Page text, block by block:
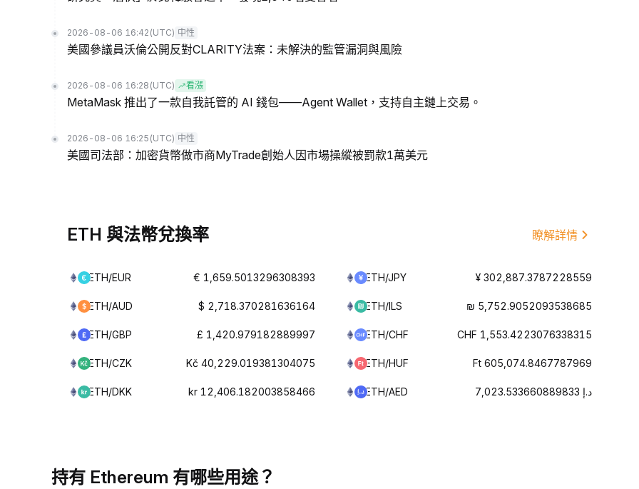
2026-08-06 16:42 (UTC) 中性
美國參議員沃倫公開反對CLARITY法案：未解決的監管漏洞與風險
2026-08-06 16:28 (UTC) 看漲
MetaMask 推出了一款自我託管的 AI 錢包——Agent Wallet，支持自主鏈上交易。
2026-08-06 16:25 (UTC) 中性
美國司法部：加密貨幣做市商MyTrade創始人因市場操縱被罰款1萬美元
ETH 與法幣兌換率 瞭解詳情
ETH/EUR € 1,659.5013296308393 ETH/JPY ¥ 302,887.3787228559
ETH/AUD $ 2,718.370281636164 ETH/ILS ₪ 5,752.9052093538685
ETH/GBP £ 1,420.979182889997 ETH/CHF CHF 1,553.4223076338315
ETH/CZK Kč 40,229.019381304075 ETH/HUF Ft 605,074.8467787969
ETH/DKK kr 12,406.182003858466 ETH/AED د.إ 7,023.533660889833
持有 Ethereum 有哪些用途？